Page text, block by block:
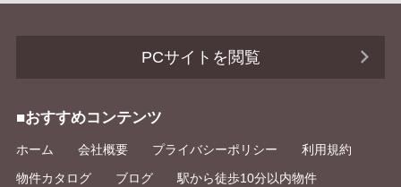
PCサイトを閲覧
■おすすめコンテンツ
ホーム 会社概要 プライバシーポリシー 利用規約
物件カタログ ブログ 駅から徒歩10分以内物件